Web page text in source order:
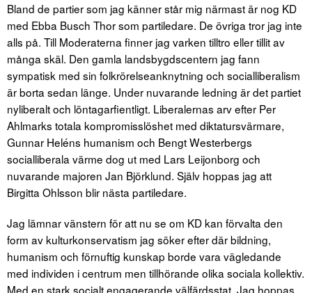
Bland de partier som jag känner står mig närmast är nog KD
med Ebba Busch Thor som partiledare. De övriga tror jag inte
alls på. Till Moderaterna finner jag varken tilltro eller tillit av
många skäl. Den gamla landsbygdscentern jag fann
sympatisk med sin folkrörelseanknytning och socialliberalism
är borta sedan länge. Under nuvarande ledning är det partiet
nyliberalt och löntagarfientligt. Liberalernas arv efter Per
Ahlmarks totala kompromisslöshet med diktatursvärmare,
Gunnar Heléns humanism och Bengt Westerbergs
socialliberala värme dog ut med Lars Leijonborg och
nuvarande majoren Jan Björklund. Själv hoppas jag att
Birgitta Ohlsson blir nästa partiledare.
Jag lämnar vänstern för att nu se om KD kan förvalta den
form av kulturkonservatism jag söker efter där bildning,
humanism och förnuftig kunskap borde vara vägledande
med individen i centrum men tillhörande olika sociala kollektiv.
Med en stark socialt engagerande välfärdsstat. Jag hoppas